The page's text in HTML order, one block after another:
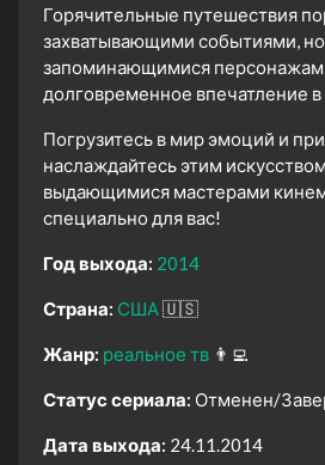
Горячительные путешествия
захватывающими событиями,
запоминающимися
долговременное впечатление
Погрузитесь в мир эмоций и
наслаждайтесь этим
выдающимися мастерами
специально для вас!
Год выхода: 2014
Страна: США🇺🇸
Жанр: реальное тв 👨‍💻
Статус сериала: Отменен/
Дата выхода: 24.11.2014